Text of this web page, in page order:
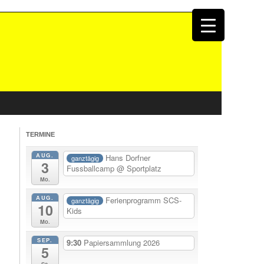
TERMINE
AUG.
3
Mo.
ganztägig
Hans Dorfner
Fussballcamp @ Sportplatz
AUG.
10
Mo.
ganztägig
Ferienprogramm SCS-
Kids
SEP.
5
9:30 Papiersammlung 2026